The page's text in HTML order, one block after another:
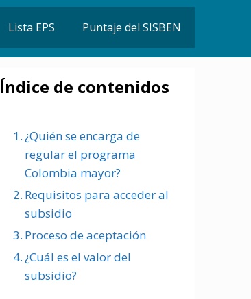
Lista EPS Puntaje del SISBEN
Índice de contenidos
¿Quién se encarga de
regular el programa
Colombia mayor?
Requisitos para acceder al
subsidio
Proceso de aceptación
¿Cuál es el valor del
subsidio?